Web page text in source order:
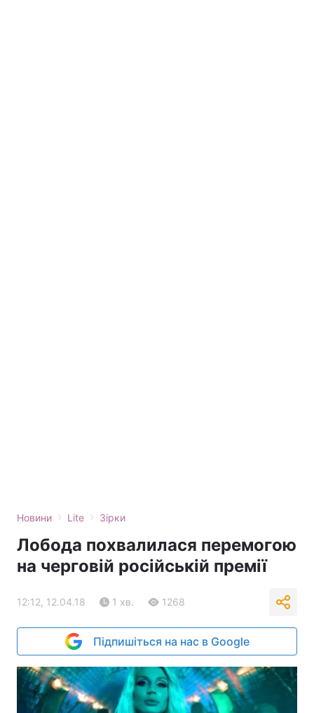
Новини › Lite › Зірки
Лобода похвалилася перемогою
на черговій російській премії
12:12, 12.04.18 1 хв. 1268
Підпишіться на нас в Google